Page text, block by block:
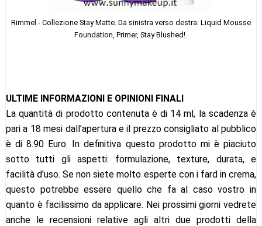
Rimmel - Collezione Stay Matte. Da sinistra verso destra: Liquid Mousse
Foundation, Primer, Stay Blushed!.
ULTIME INFORMAZIONI E OPINIONI FINALI
La quantità di prodotto contenuta è di 14 ml, la scadenza è
pari a 18 mesi dall'apertura e il prezzo consigliato al pubblico
è di 8.90 Euro. In definitiva questo prodotto mi è piaciuto
sotto tutti gli aspetti: formulazione, texture, durata, e
facilità d'uso. Se non siete molto esperte con i fard in crema,
questo potrebbe essere quello che fa al caso vostro in
quanto è facilissimo da applicare. Nei prossimi giorni vedrete
anche le recensioni relative agli altri due prodotti della